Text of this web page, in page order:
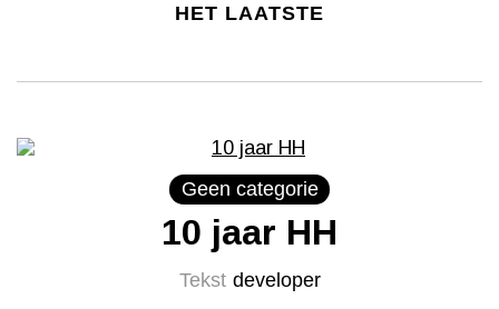
HET LAATSTE
Geen categorie
10 jaar HH
Tekst developer